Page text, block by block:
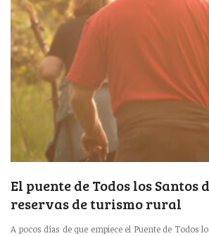
El puente de Todos los Santos
reservas de turismo rural
A pocos días de que empiece el Puente de Todos